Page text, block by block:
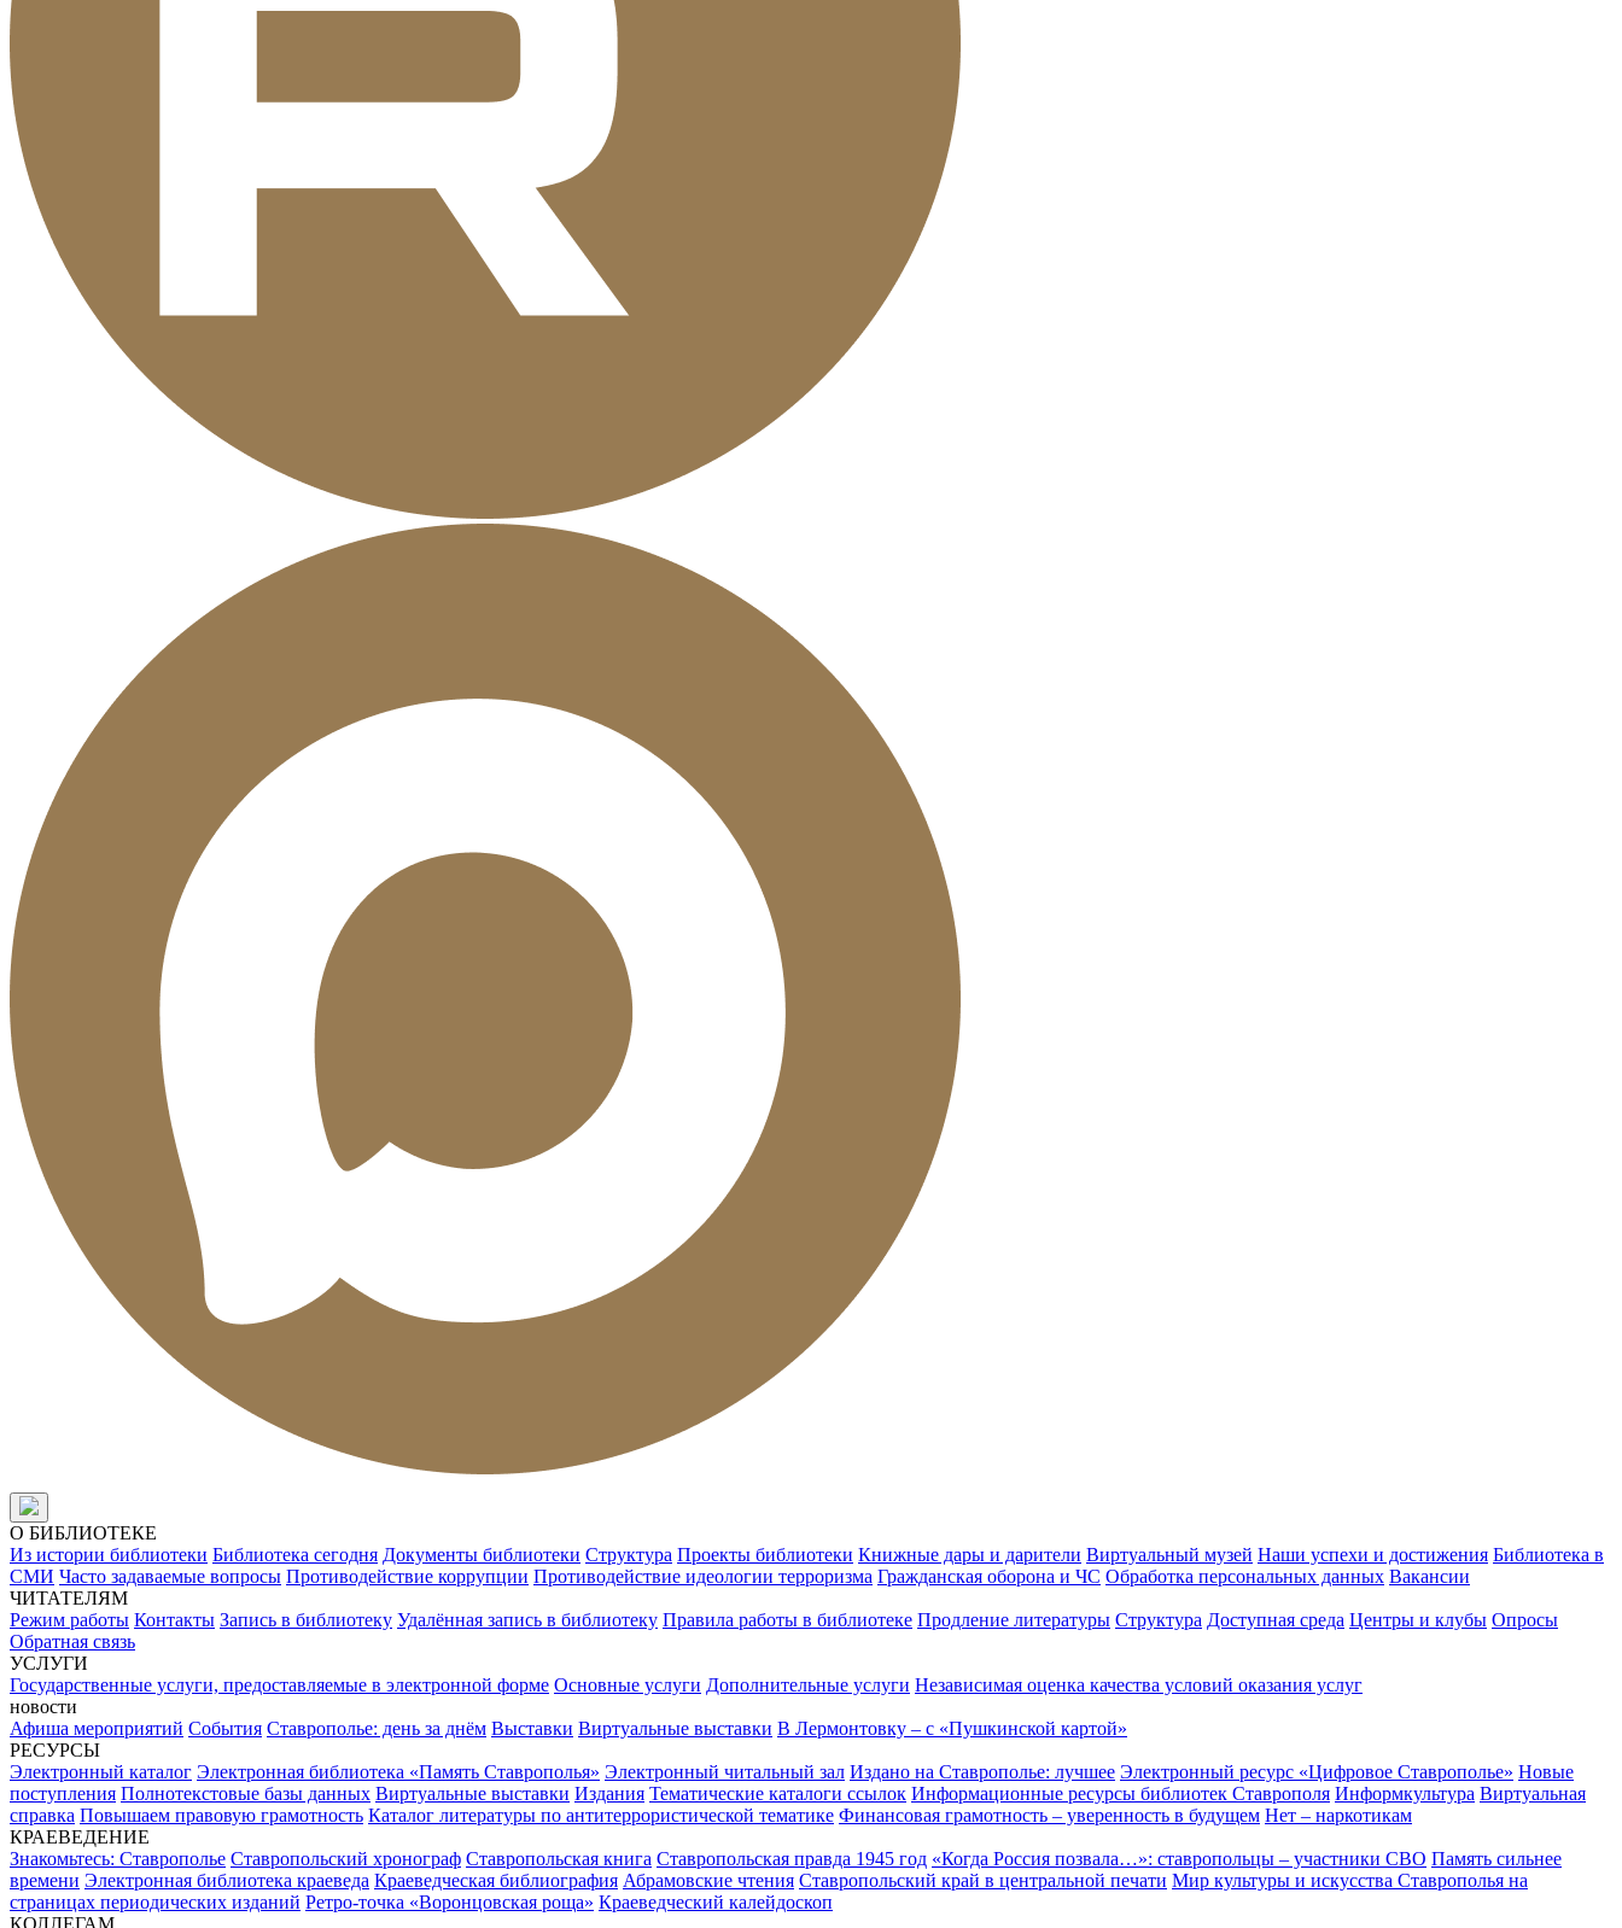
О БИБЛИОТЕКЕ
Из истории библиотеки Библиотека сегодня Документы библиотеки Структура Проекты библиотеки Книжные дары и дарители Виртуальный музей Наши успехи и достижения Библиотека в
СМИ Часто задаваемые вопросы Противодействие коррупции Противодействие идеологии терроризма Гражданская оборона и ЧС Обработка персональных данных Вакансии
ЧИТАТЕЛЯМ
Режим работы Контакты Запись в библиотеку Удалённая запись в библиотеку Правила работы в библиотеке Продление литературы Структура Доступная среда Центры и клубы Опросы
Обратная связь
УСЛУГИ
Государственные услуги, предоставляемые в электронной форме Основные услуги Дополнительные услуги Независимая оценка качества условий оказания услуг
новости
Афиша мероприятий События Ставрополье: день за днём Выставки Виртуальные выставки В Лермонтовку – с «Пушкинской картой»
РЕСУРСЫ
Электронный каталог Электронная библиотека «Память Ставрополья» Электронный читальный зал Издано на Ставрополье: лучшее Электронный ресурс «Цифровое Ставрополье» Новые
поступления Полнотекстовые базы данных Виртуальные выставки Издания Тематические каталоги ссылок Информационные ресурсы библиотек Ставрополя Информкультура Виртуальная
справка Повышаем правовую грамотность Каталог литературы по антитеррористической тематике Финансовая грамотность – уверенность в будущем Нет – наркотикам
КРАЕВЕДЕНИЕ
Знакомьтесь: Ставрополье Ставропольский хронограф Ставропольская книга Ставропольская правда 1945 год «Когда Россия позвала…»: ставропольцы – участники СВО Память сильнее
времени Электронная библиотека краеведа Краеведческая библиография Абрамовские чтения Ставропольский край в центральной печати Мир культуры и искусства Ставрополья на
страницах периодических изданий Ретро-точка «Воронцовская роща» Краеведческий калейдоскоп
КОЛЛЕГАМ